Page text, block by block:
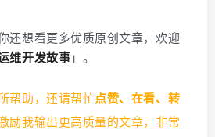
还想看更多优质原创文章，欢迎
维开发故事 」。
帮助，还请帮忙点赞、在看、转
励我输出更高质量的文章，非常